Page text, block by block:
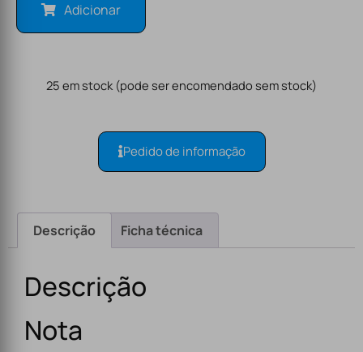
Adicionar
25 em stock (pode ser encomendado sem stock)
Pedido de informação
Descrição Ficha técnica
Descrição
Nota